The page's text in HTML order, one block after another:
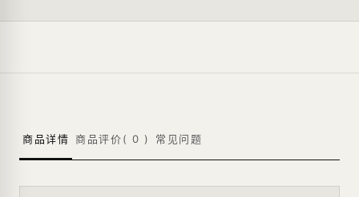
商品详情 商品评价( 0 ) 常见问题